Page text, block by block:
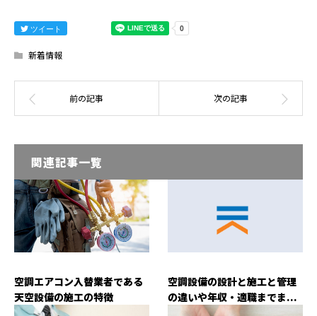
ツイート
新着情報
関連記事一覧
空調エアコン入替業者である
天空設備の施工の特徴
空調設備の設計と施工と管理
の違いや年収・適職までま...